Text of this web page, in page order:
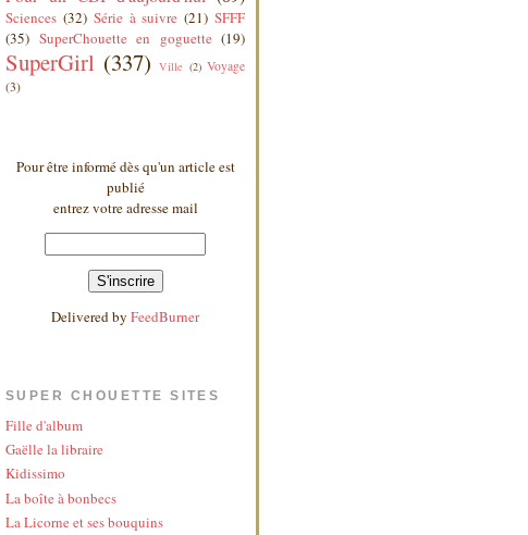
Sciences (32) Série à suivre (21) SFFF
(35) SuperChouette en goguette (19)
SuperGirl (337) Ville (2) Voyage
(3)
Pour être informé dès qu'un article est
publié
entrez votre adresse mail
Delivered by FeedBurner
SUPER CHOUETTE SITES
Fille d'album
Gaëlle la libraire
Kidissimo
La boîte à bonbecs
La Licorne et ses bouquins